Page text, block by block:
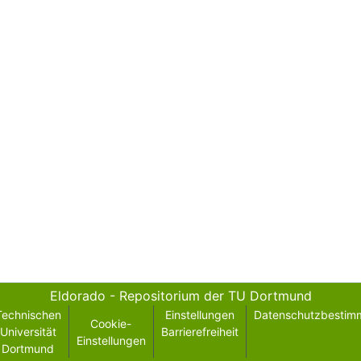
Eldorado - Repositorium der TU Dortmund
Universität
Dortmund
Cookie-
Einstellungen
Einstellungen
Barrierefreiheit